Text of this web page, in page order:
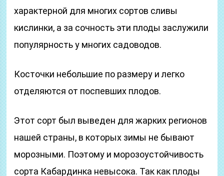
характерной для многих сортов сливы
кислинки, а за сочность эти плоды заслужили
популярность у многих садоводов.
Косточки небольшие по размеру и легко
отделяются от поспевших плодов.
Этот сорт был выведен для жарких регионов
нашей страны, в которых зимы не бывают
морозными. Поэтому и морозоустойчивость
сорта Кабардинка невысока. Так как плоды